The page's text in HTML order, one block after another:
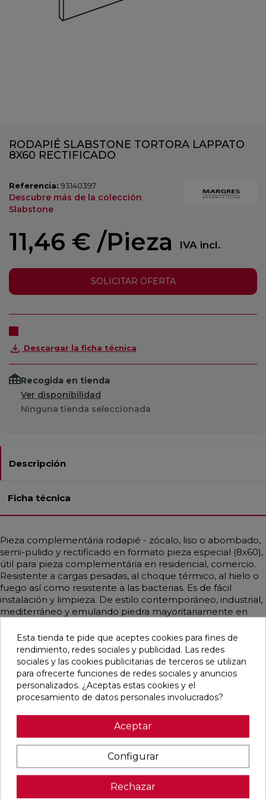
RODAPIÉ SLABSTONE TORTORA LAPPATO
8X60 RECTIFICADO
Referencia: 93140397
Descubre más de la colección
Slabstone
11,46 € /Pieza IVA incl.
SOLICITAR OFERTA
Descargar la ficha técnica
Recogida en tienda
Ver disponibilidad
Ninguna tienda seleccionada
Descripción
Ficha técnica
Pieza complementária rodapié - zócalo, liso o abombado,
semi-pulido y rectificado en formato pieza especial (8x60),
útil para pieza complementária en residencial, comercio.
Resistente a cargas pesadas, al choque térmico, al hielo o
fuego así como resistente a las bacterias. Es de fácil
instalación y limpieza. De estilo contemporáneo, industrial,
mediterráneo y emulando piedra mayoritariamente en
Pensamos que te puede interesar
ALAPLANA
BODO
favorite
VERONA
WHITE MATE
RECTIFICADO
favorite
KAWAII GREY
MATE
31,6X100
RECTIFICADO
favorite
PALOMASTONE
WALL WHITE
favorite
Esta tienda te pide que aceptes cookies para fines de
rendimiento, redes sociales y publicidad. Las redes
sociales y las cookies publicitarias de terceros se utilizan
para ofrecerte funciones de redes sociales y anuncios
personalizados. ¿Aceptas estas cookies y el
procesamiento de datos personales involucrados?
Aceptar
Configurar
Rechazar